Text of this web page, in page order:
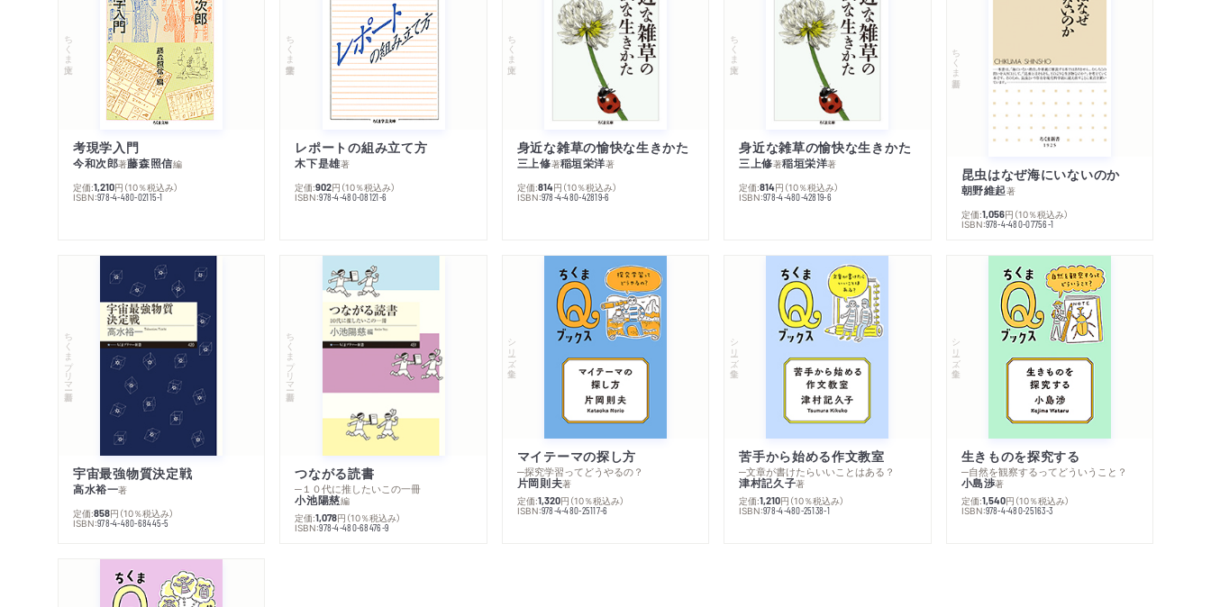
ちくま文庫
考現学入門
今和次郎著藤森照信編
定価:1,210円 （10％税込み）
ISBN:978-4-480-02115-1
ちくま学芸文庫
レポートの組み立て方
木下是雄著
定価:902円 （10％税込み）
ISBN:978-4-480-08121-6
ちくま文庫
身近な雑草の愉快な生きかた
三上修著稲垣栄洋著
定価:814円 （10％税込み）
ISBN:978-4-480-42819-6
ちくま文庫
身近な雑草の愉快な生きかた
三上修著稲垣栄洋著
定価:814円 （10％税込み）
ISBN:978-4-480-42819-6
ちくま新書
昆虫はなぜ海にいないのか
朝野維起著
定価:1,056円 （10％税込み）
ISBN:978-4-480-07756-1
ちくまプリマー新書
宇宙最強物質決定戦
高水裕一著
定価:858円 （10％税込み）
ISBN:978-4-480-68445-5
ちくまプリマー新書
つながる読書
─１０代に推したいこの一冊
小池陽慈編
定価:1,078円 （10％税込み）
ISBN:978-4-480-68476-9
シリーズ・全集
マイテーマの探し方
─探究学習ってどうやるの？
片岡則夫著
定価:1,320円 （10％税込み）
ISBN:978-4-480-25117-6
シリーズ・全集
苦手から始める作文教室
─文章が書けたらいいことはある？
津村記久子著
定価:1,210円 （10％税込み）
ISBN:978-4-480-25138-1
シリーズ・全集
生きものを探究する
─自然を観察するってどういうこと？
小島渉著
定価:1,540円 （10％税込み）
ISBN:978-4-480-25163-3